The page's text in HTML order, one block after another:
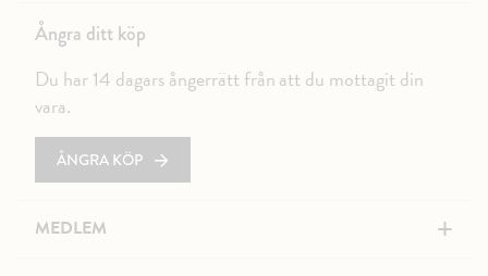
Ångra ditt köp
Du har 14 dagars ångerrätt från att du mottagit din
vara.
ÅNGRA KÖP
MEDLEM +